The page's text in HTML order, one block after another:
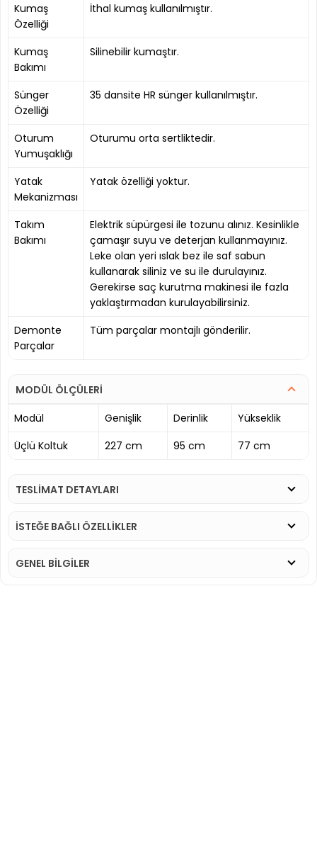
Kumaş
Özelliği
İthal kumaş kullanılmıştır.
Kumaş
Bakımı
Silinebilir kumaştır.
Sünger
Özelliği
35 dansite HR sünger kullanılmıştır.
Oturum
Yumuşaklığı
Oturumu orta sertliktedir.
Yatak
Mekanizması
Yatak özelliği yoktur.
Takım
Bakımı
Elektrik süpürgesi ile tozunu alınız. Kesinlikle
çamaşır suyu ve deterjan kullanmayınız.
Leke olan yeri ıslak bez ile saf sabun
kullanarak siliniz ve su ile durulayınız.
Gerekirse saç kurutma makinesi ile fazla
yaklaştırmadan kurulayabilirsiniz.
Demonte
Parçalar
Tüm parçalar montajlı gönderilir.
MODÜL ÖLÇÜLERİ
Modül
Genişlik Derinlik
Yükseklik
Üçlü Koltuk
227 cm 95 cm 77 cm
TESLİMAT DETAYLARI
İSTEĞE BAĞLI ÖZELLİKLER
GENEL BİLGİLER